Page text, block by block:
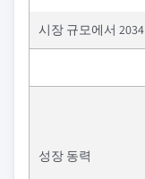
시장 규모에서 2034
성장 동력